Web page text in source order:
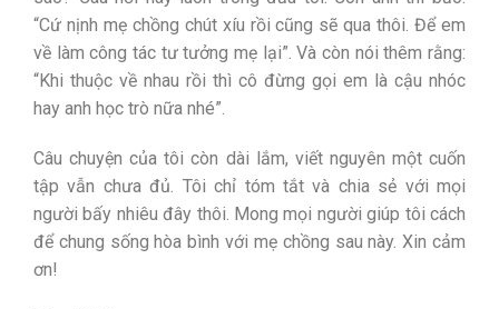
“Cứ nịnh mẹ chồng chút xíu rồi cũng sẽ qua thôi. Để em
về làm công tác tư tưởng mẹ lại”. Và còn nói thêm rằng:
“Khi thuộc về nhau rồi thì cô đừng gọi em là cậu nhóc
hay anh học trò nữa nhé”.
Câu chuyện của tôi còn dài lắm, viết nguyên một cuốn
tập vẫn chưa đủ. Tôi chỉ tóm tắt và chia sẻ với mọi
người bấy nhiêu đây thôi. Mong mọi người giúp tôi cách
để chung sống hòa bình với mẹ chồng sau này. Xin cảm
ơn!